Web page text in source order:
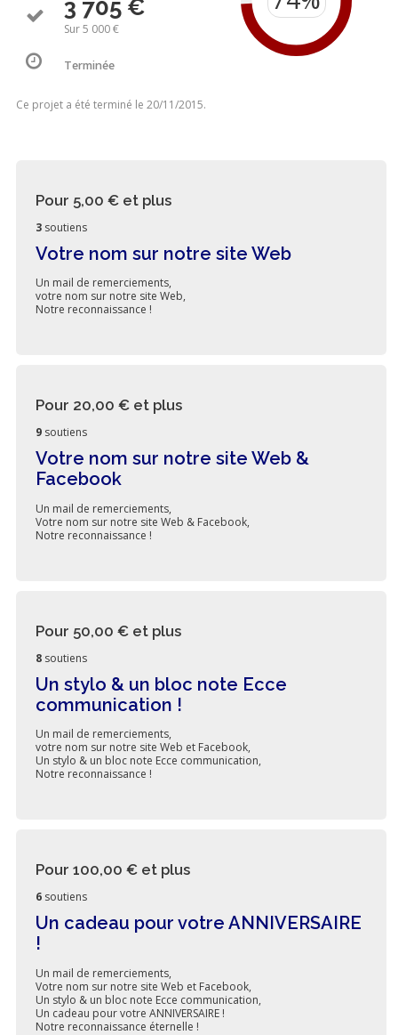
3 705 €
Sur 5 000 €
Terminée
Ce projet a été terminé le 20/11/2015.
Pour 5,00 € et plus
3 soutiens
Votre nom sur notre site Web
Un mail de remerciements,
votre nom sur notre site Web,
Notre reconnaissance !
Pour 20,00 € et plus
9 soutiens
Votre nom sur notre site Web &
Facebook
Un mail de remerciements,
Votre nom sur notre site Web & Facebook,
Notre reconnaissance !
Pour 50,00 € et plus
8 soutiens
Un stylo & un bloc note Ecce
communication !
Un mail de remerciements,
votre nom sur notre site Web et Facebook,
Un stylo & un bloc note Ecce communication,
Notre reconnaissance !
Pour 100,00 € et plus
6 soutiens
Un cadeau pour votre ANNIVERSAIRE
!
Un mail de remerciements,
Votre nom sur notre site Web et Facebook,
Un stylo & un bloc note Ecce communication,
Un cadeau pour votre ANNIVERSAIRE !
Notre reconnaissance éternelle !